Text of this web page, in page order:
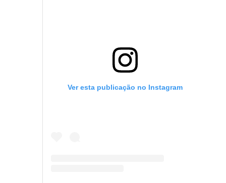
Ver esta publicação no Instagram